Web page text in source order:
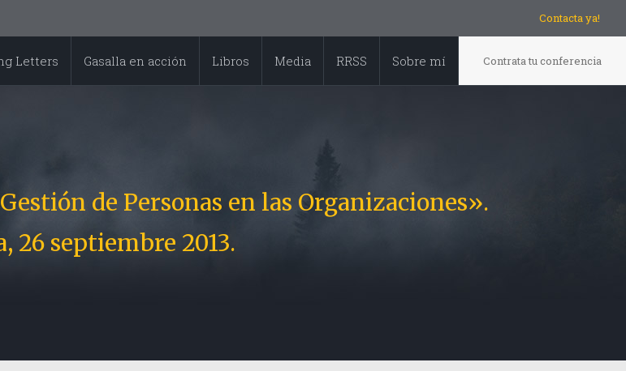
Contacta ya!
Letters Gasalla en acción Libros Media RRSS Sobre mí Contrata tu conferencia
de Personas en las Organizaciones».
26 septiembre 2013.